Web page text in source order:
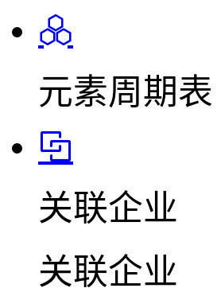
元素周期表
关联企业
关联企业